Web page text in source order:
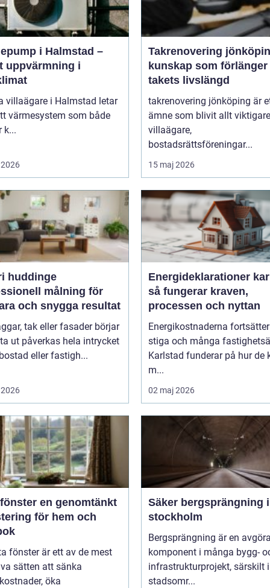
i Halmstad –
uppvärmning i
villaägare i Halmstad letar
värmesystem som både
k...
Takrenovering
kunskap som förlänger
takets livslängd
takrenovering jönköping är
ämne som blivit allt
villaägare,
bostadsrättsföreningar...
15 maj 2026
huddinge
målning för
och snygga resultat
tak eller fasader börjar
ut påverkas hela intrycket
eller fastigh...
Energideklarationer
så fungerar kraven,
processen och nyttan
Energikostnaderna
stiga och många
Karlstad funderar på hur de
m...
02 maj 2026
genomtänkt
för hem och
fönster är ett av de mest
sätten att sänka
öka
Säker bergsprängning i
stockholm
Bergsprängning är en
komponent i många bygg-
infrastrukturprojekt, särskilt i
stadsomr...